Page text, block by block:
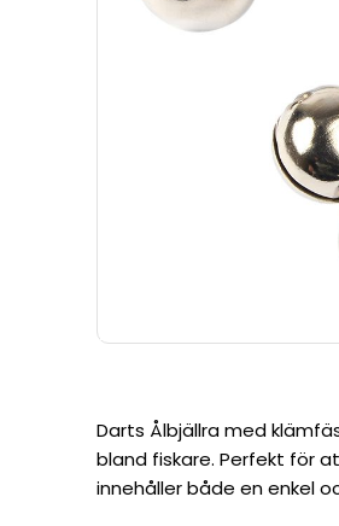
Darts Ålbjällra med
bland fiskare. Perfekt för
innehåller både en enkel